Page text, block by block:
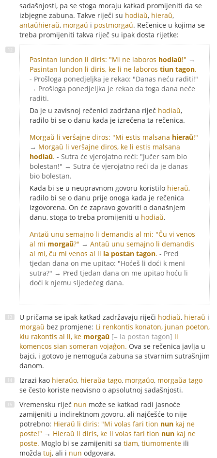
sadašnjosti, pa se stoga moraju katkad promijeniti da se
izbjegne zabuna. Takve riječi su hodiaŭ, hieraŭ,
antaŭhieraŭ, morgaŭ i postmorgaŭ. Rečenice u kojima se
treba promijeniti takva riječ su ipak dosta rijetke:
Pasintan lundon li diris: "Mi ne laboros hodiaŭ!" →
Pasintan lundon li diris, ke li ne laboros tiun tagon.
- Prošloga ponedjeljka je rekao: "Danas neću raditi!"
→ Prošloga ponedjeljka je rekao da toga dana neće
raditi.
Da je u zavisnoj rečenici zadržana riječ hodiaŭ,
radilo bi se o danu kada je izrečena ta rečenica.
Morgaŭ li verŝajne diros: "Mi estis malsana hieraŭ!"
→ Morgaŭ li verŝajne diros, ke li estis malsana
hodiaŭ. - Sutra će vjerojatno reći: "Jučer sam bio
bolestan!" → Sutra će vjerojatno reći da je danas
bio bolestan.
Kada bi se u neupravnom govoru koristilo hieraŭ,
radilo bi se o danu prije onoga kada je rečenica
izgovorena. On će zapravo govoriti o današnjem
danu, stoga to treba promijeniti u hodiaŭ.
Antaŭ unu semajno li demandis al mi: "Ĉu vi venos
al mi morgaŭ?" → Antaŭ unu semajno li demandis
al mi, ĉu mi venos al li la postan tagon. - Pred
tjedan dana on me upitao: "Hoćeš li doći k meni
sutra?" → Pred tjedan dana on me upitao hoću li
doći k njemu sljedećeg dana.
U pričama se ipak katkad zadržavaju riječi hodiaŭ, hieraŭ i
morgaŭ bez promjene: Li renkontis konaton, junan poeton,
kiu rakontis al li, ke morgaŭ [= la postan tagon] li
komencos sian someran vojaĝon. Ova se rečenica javlja u
bajci, i gotovo je nemoguća zabuna sa stvarnim sutrašnjim
danom.
Izrazi kao hieraŭo, hieraŭa tago, morgaŭo, morgaŭa tago
se često koriste neovisno o apsolutnoj sadašnjosti.
Vremensku riječ nun može se katkad radi jasnoće
zamijeniti u indirektnom govoru, ali najčešće to nije
potrebno: Hieraŭ li diris: "Mi volas fari tion nun kaj ne
poste!" → Hieraŭ li diris, ke li volas fari tion nun kaj ne
poste. Moglo bi se zamijeniti sa tiam, tiumomente ili
možda tuj, ali i nun odgovara.